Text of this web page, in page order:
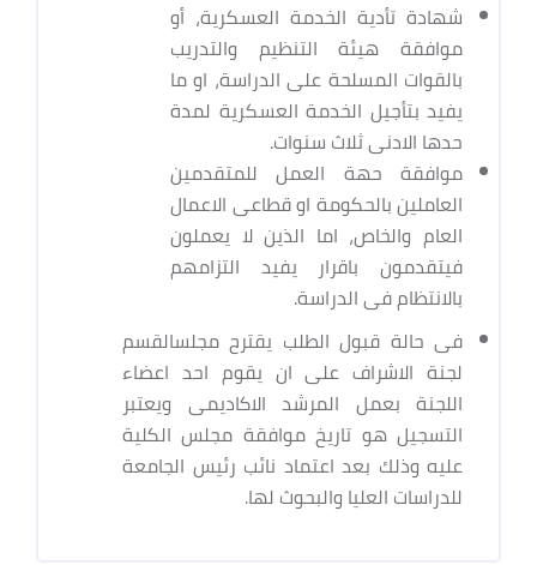
شهادة تأدية الخدمة العسكرية، أو
موافقة هيئة التنظيم والتدريب
بالقوات المسلحة على الدراسة، او ما
يفيد بتأجيل الخدمة العسكرية لمدة
حدها الادنى ثلاث سنوات.
موافقة حهة العمل للمتقدمين
العاملين بالحكومة او قطاعى الاعمال
العام والخاص، اما الذين لا يعملون
فيتقدمون باقرار يفيد التزامهم
بالانتظام فى الدراسة.
فى حالة قبول الطلب يقترح مجلسالقسم
لجنة الاشراف على ان يقوم احد اعضاء
اللجنة بعمل المرشد الاكاديمى ويعتبر
التسجيل هو تاريخ موافقة مجلس الكلية
عليه وذلك بعد اعتماد نائب رئيس الجامعة
للدراسات العليا والبحوث لها.